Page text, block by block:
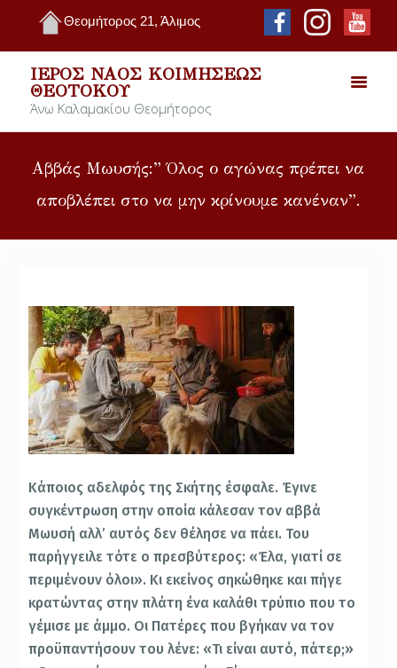
Θεομήτορος 21, Άλιμος
ΙΕΡΌΣ ΝΑΌΣ ΚΟΙΜΉΣΕΩΣ
ΘΕΟΤΌΚΟΥ
Άνω Καλαμακίου Θεομήτορος
Αββάς Μωυσής:” Όλος ο αγώνας πρέπει να
αποβλέπει στο να μην κρίνουμε κανέναν”.
Κάποιος αδελφός της Σκήτης έσφαλε. Έγινε
συγκέντρωση στην οποία κάλεσαν τον αββά
Μωυσή αλλ’ αυτός δεν θέλησε να πάει. Του
παρήγγειλε τότε ο πρεσβύτερος: «Έλα, γιατί σε
περιμένουν όλοι». Κι εκείνος σηκώθηκε και πήγε
κρατώντας στην πλάτη ένα καλάθι τρύπιο που το
γέμισε με άμμο. Οι Πατέρες που βγήκαν να τον
προϋπαντήσουν του λένε: «Τι είναι αυτό, πάτερ;»